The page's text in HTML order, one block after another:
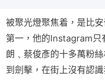
被聚光燈聚焦着，是比
第一，他的Instagram只
朗﹑蔡俊彥的十多萬粉
到劍擊，在街上沒有認